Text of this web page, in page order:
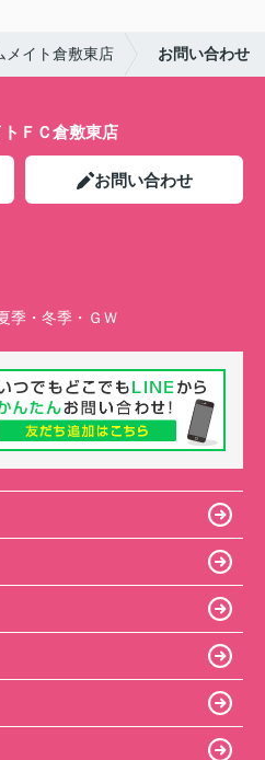
メイト倉敷東店 お問い合わせ
ＦＣ倉敷東店
お問い合わせ
季・冬季・ＧＷ